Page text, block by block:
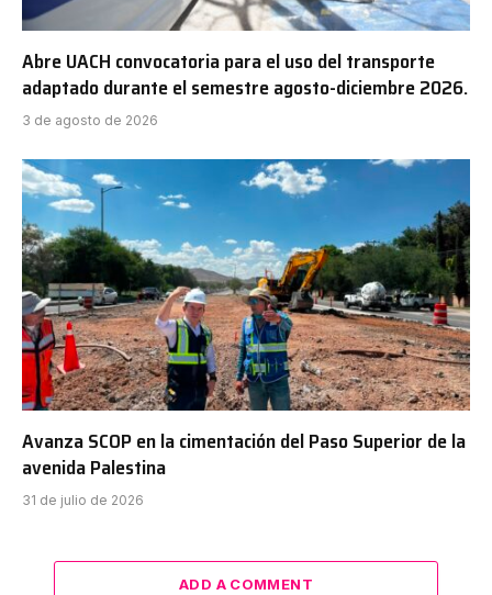
Abre UACH convocatoria para el uso del transporte
adaptado durante el semestre agosto-diciembre 2026.
3 de agosto de 2026
Avanza SCOP en la cimentación del Paso Superior de la
avenida Palestina
31 de julio de 2026
ADD A COMMENT